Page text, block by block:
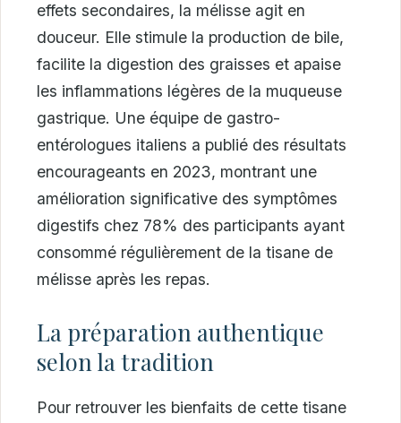
effets secondaires, la mélisse agit en
douceur. Elle stimule la production de bile,
facilite la digestion des graisses et apaise
les inflammations légères de la muqueuse
gastrique. Une équipe de gastro-
entérologues italiens a publié des résultats
encourageants en 2023, montrant une
amélioration significative des symptômes
digestifs chez 78% des participants ayant
consommé régulièrement de la tisane de
mélisse après les repas.
La préparation authentique
selon la tradition
Pour retrouver les bienfaits de cette tisane